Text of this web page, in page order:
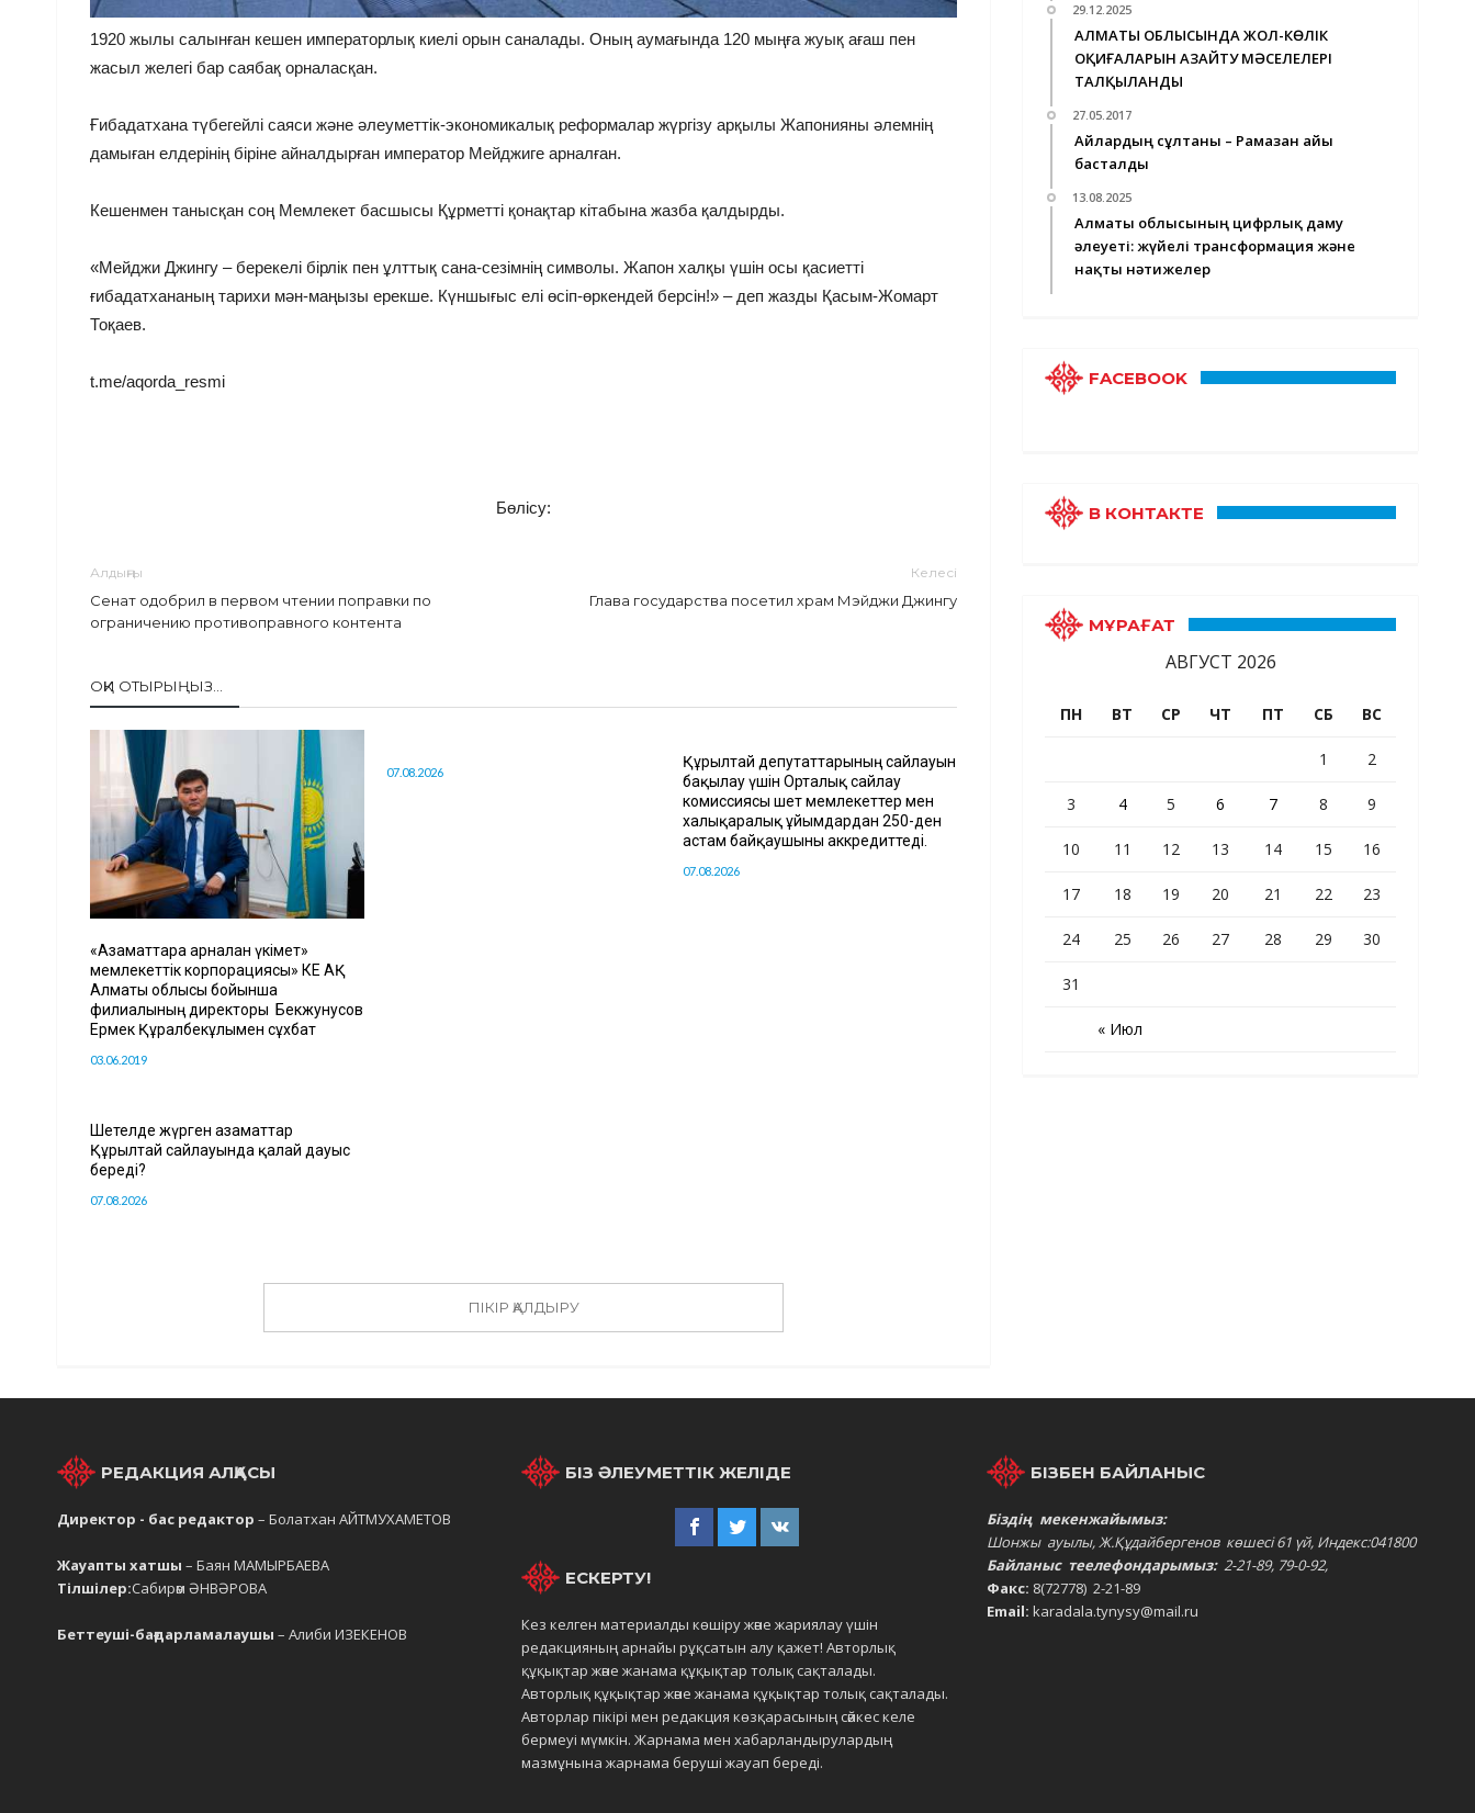
1920 жылы салынған кешен императорлық киелі орын саналады. Оның аумағында 120 мыңға жуық ағаш пен
жасыл желегі бар саябақ орналасқан.
Ғибадатхана түбегейлі саяси және әлеуметтік-экономикалық реформалар жүргізу арқылы Жапонияны әлемнің
дамыған елдерінің біріне айналдырған император Мейджиге арналған.
Кешенмен танысқан соң Мемлекет басшысы Құрметті қонақтар кітабына жазба қалдырды.
«Мейджи Джингу – берекелі бірлік пен ұлттық сана-сезімнің символы. Жапон халқы үшін осы қасиетті
ғибадатхананың тарихи мән-маңызы ерекше. Күншығыс елі өсіп-өркендей берсін!» – деп жазды Қасым-Жомарт
Тоқаев.
t.me/aqorda_resmi
Бөлісу:
Алдыңғы
Сенат одобрил в первом чтении поправки по
ограничению противоправного контента
Келесі
Глава государства посетил храм Мэйджи Джингу
ОҚИ ОТЫРЫҢЫЗ...
«Азаматтарға арналған үкімет»
мемлекеттік корпорациясы» КЕ АҚ
Алматы облысы бойынша
филиалының директоры Бекжунусов
Ермек Құралбекұлымен сұхбат
03.06.2019
07.08.2026
Құрылтай депутаттарының сайлауын
бақылау үшін Орталық сайлау
комиссиясы шет мемлекеттер мен
халықаралық ұйымдардан 250-ден
астам байқаушыны аккредиттеді.
07.08.2026
Шетелде жүрген азаматтар
Құрылтай сайлауында қалай дауыс
береді?
07.08.2026
ПІКІР ҚАЛДЫРУ
29.12.2025
АЛМАТЫ ОБЛЫСЫНДА ЖОЛ-КӨЛІК
ОҚИҒАЛАРЫН АЗАЙТУ МӘСЕЛЕЛЕРІ
ТАЛҚЫЛАНДЫ
27.05.2017
Айлардың сұлтаны – Рамазан айы
басталды
13.08.2025
Алматы облысының цифрлық даму
әлеуеті: жүйелі трансформация және
нақты нәтижелер
FACEBOOK
В КОНТАКТЕ
МҰРАҒАТ
АВГУСТ 2026
ПН ВТ СР ЧТ ПТ СБ ВС
« Июл
1 2
3 4 5 6 7 8 9
10 11 12 13 14 15 16
17 18 19 20 21 22 23
24 25 26 27 28 29 30
31
РЕДАКЦИЯ АЛҚАСЫ
Директор - бас редактор – Болатхан АЙТМУХАМЕТОВ
Жауапты хатшы – Баян МАМЫРБАЕВА
Тілшілер:Сабирәм ӘНВӘРОВА
Беттеуші-бағдарламалаушы – Алиби ИЗЕКЕНОВ
БІЗ ӘЛЕУМЕТТІК ЖЕЛІДЕ
ЕСКЕРТУ!
Кез келген материалды көшіру және жариялау үшін
редакцияның арнайы рұқсатын алу қажет! Авторлық
құқықтар және жанама құқықтар толық сақталады.
Авторлық құқықтар және жанама құқықтар толық сақталады.
Авторлар пікірі мен редакция көзқарасының сәйкес келе
бермеуі мүмкін. Жарнама мен хабарландырулардың
мазмұнына жарнама беруші жауап береді.
БІЗБЕН БАЙЛАНЫС
Біздің мекенжайымыз:
Шонжы ауылы, Ж.Құдайбергенов көшесі 61 үй, Индекс:041800
Байланыс теелефондарымыз: 2-21-89, 79-0-92,
Факс: 8(72778) 2-21-89
Email: karadala.tynysy@mail.ru